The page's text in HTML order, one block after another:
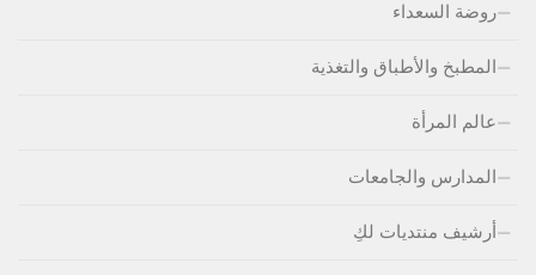
روضة السعداء
المطبخ والأطباق والتغذية
عالم المرأة
المدارس والجامعات
أرشيف منتديات لكِ